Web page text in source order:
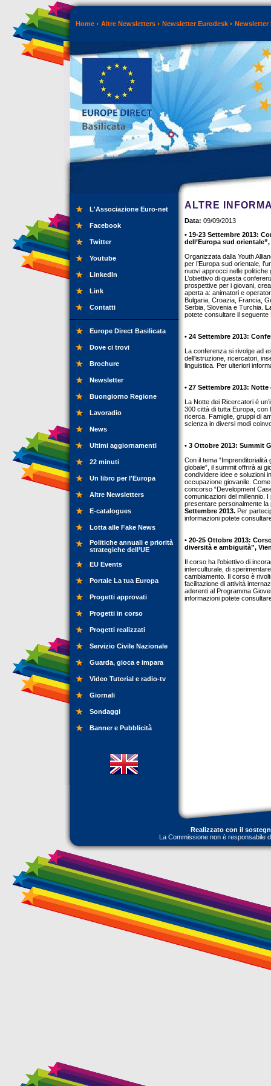
Home Altre Newsletters Newsletter Eurodesk Newsletter
L'Associazione Euro-net
Facebook
Twitter
Youtube
LinkedIn
Link
Contatti
Europe Direct Basilicata
Dove ci trovi
Brochure
Newsletter
Buongiorno Regione
Lavoradio
News
Ultimi aggiornamenti
22 minuti
Un libro per l'Europa
Altre Newsletters
E-catalogues
Lotta alle Fake News
Politiche annuali e priorità
strategiche dell’UE
EU Events
Portale La tua Europa
Progetti approvati
Progetti in corso
Progetti realizzati
Servizio Civile Nazionale
Guarda, gioca e impara
Video Tutorial e radio-tv
Giornali
Sondaggi
Banner e Pubblicità
ALTRE
Data: 09/09/2013
• 19-23 Settembre 2013:
dell’Europa sud
Organizzata dalla Youth
per l’Europa sud orientale,
nuovi approcci nelle politiche
L’obiettivo di questa
prospettive per i giovani,
aperta a: animatori e
Bulgaria, Croazia, Francia,
Serbia, Slovenia e Turchia.
potete consultare il seguente
• 24 Settembre 2013:
La conferenza si rivolge ad
dell'istruzione, ricercatori,
linguistica. Per ulteriori
• 27 Settembre 2013:
La Notte dei Ricercatori è
300 città di tutta Europa, con
ricerca. Famiglie, gruppi di
scienza in diversi modi
• 3 Ottobre 2013: Summit
Con il tema
globale”, il summit offrirà ai
condividere idee e soluzioni
occupazione giovanile.
concorso “Development
comunicazioni del millennio.
presentare personalmente
Settembre 2013. Per
informazioni potete
• 20-25 Ottobre 2013:
diversità e ambiguità”,
Il corso ha l’obiettivo di
interculturale, di
cambiamento. Il corso è
facilitazione di attività
aderenti al Programma
informazioni potete
Realizzato con il
La Commissione non è responsabile